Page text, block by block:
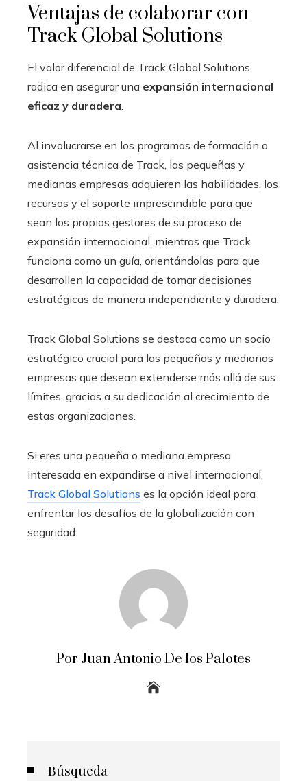
Ventajas de colaborar con
Track Global Solutions
El valor diferencial de Track Global Solutions
radica en asegurar una expansión internacional
eficaz y duradera
Al involucrarse en los programas de formación o
asistencia técnica de Track, las pequeñas y
medianas empresas adquieren las habilidades, los
recursos y el soporte imprescindible para que
sean los propios gestores de su proceso de
expansión internacional, mientras que Track
funciona como un guía, orientándolas para que
desarrollen la capacidad de tomar decisiones
estratégicas de manera independiente y duradera.
Track Global Solutions se destaca como un socio
estratégico crucial para las pequeñas y medianas
empresas que desean extenderse más allá de sus
límites, gracias a su dedicación al crecimiento de
estas organizaciones.
Si eres una pequeña o mediana empresa
interesada en expandirse a nivel internacional,
Track Global Solutions es la opción ideal para
enfrentar los desafíos de la globalización con
seguridad.
Por Juan Antonio De los Palotes
Búsqueda